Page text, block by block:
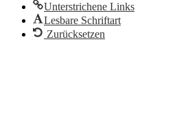
Unterstrichene Links
Lesbare Schriftart
Zurücksetzen